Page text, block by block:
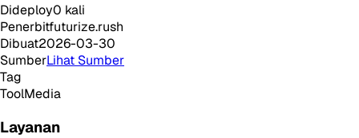
Dideploy0 kali
Penerbitfuturize.rush
Dibuat2026-03-30
SumberLihat Sumber
Tag
ToolMedia
Layanan